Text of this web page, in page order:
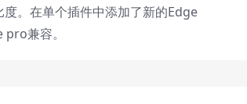
。在单个插件中添加了新的Edge
兼容。